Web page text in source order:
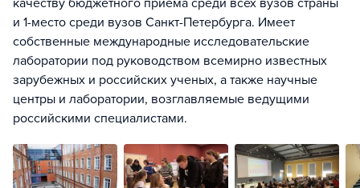
качеству бюджетного приема среди всех вузов страны
и 1-место среди вузов Санкт-Петербурга. Имеет
собственные международные исследовательские
лаборатории под руководством всемирно известных
зарубежных и российских ученых, а также научные
центры и лаборатории, возглавляемые ведущими
российскими специалистами.